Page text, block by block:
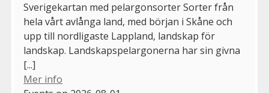
Sverigekartan med pelargonsorter Sorter från
hela vårt avlånga land, med början i Skåne och
upp till nordligaste Lappland, landskap för
landskap. Landskapspelargonerna har sin givna
[...]
Mer info